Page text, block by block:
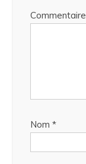
Commentaire
Nom *